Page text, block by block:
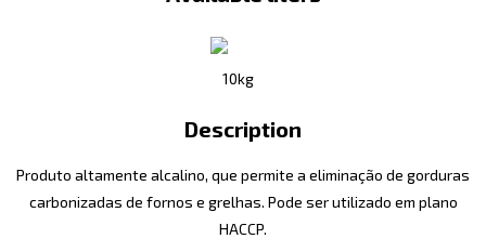
10kg
Description
Produto altamente alcalino, que permite a eliminação de gorduras
carbonizadas de fornos e grelhas. Pode ser utilizado em plano
HACCP.